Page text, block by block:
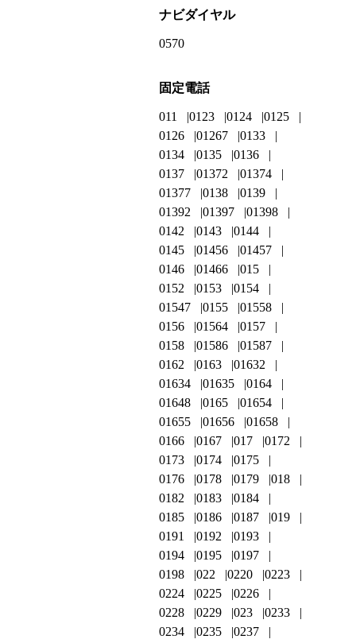
ナビダイヤル
0570
固定電話
011 0123 0124
0125
0126
01267
0133
0134
0135
0136
0137
01372
01374
01377
0138
0139
01392
01397
01398
0142
0143
0144
0145
01456
01457
0146
01466
015
0152
0153
0154
01547
0155
01558
0156
01564
0157
0158
01586
01587
0162
0163
01632
01634
01635
0164
01648
0165
01654
01655
01656
01658
0166
0167 017
0172
0173
0174
0175
0176
0178 0179
018
0182
0183
0184
0185
0186 0187
019
0191
0192
0193
0194
0195
0197
0198
022 0220
0223
0224
0225
0226
0228
0229 023
0233
0234
0235
0237